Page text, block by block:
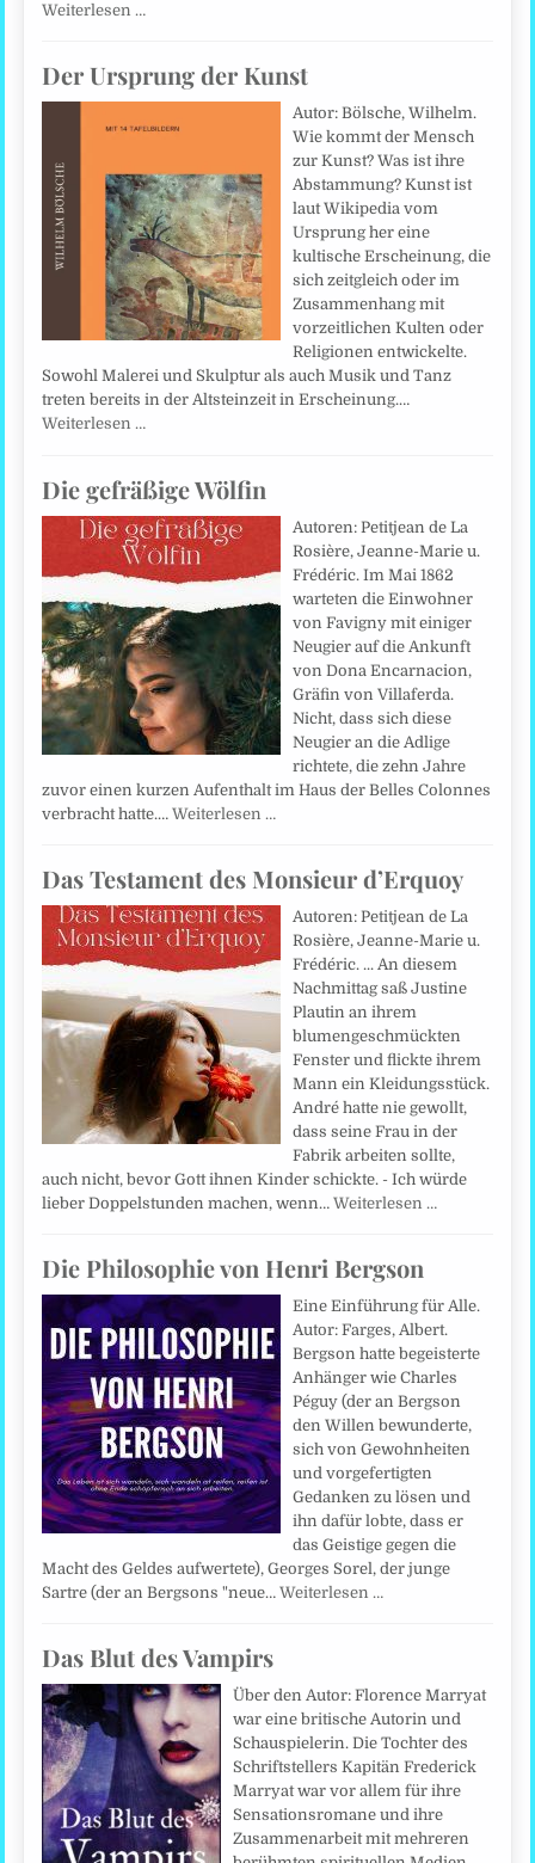
Weiterlesen …
Der Ursprung der Kunst
Autor: Bölsche, Wilhelm.
Wie kommt der Mensch
zur Kunst? Was ist ihre
Abstammung? Kunst ist
laut Wikipedia vom
Ursprung her eine
kultische Erscheinung, die
sich zeitgleich oder im
Zusammenhang mit
vorzeitlichen Kulten oder
Religionen entwickelte.
Sowohl Malerei und Skulptur als auch Musik und Tanz
treten bereits in der Altsteinzeit in Erscheinung.…
Weiterlesen …
Die gefräßige Wölfin
Autoren: Petitjean de La
Rosière, Jeanne-Marie u.
Frédéric. Im Mai 1862
warteten die Einwohner
von Favigny mit einiger
Neugier auf die Ankunft
von Dona Encarnacion,
Gräfin von Villaferda.
Nicht, dass sich diese
Neugier an die Adlige
richtete, die zehn Jahre
zuvor einen kurzen Aufenthalt im Haus der Belles Colonnes
verbracht hatte.…Weiterlesen …
Das Testament des Monsieur d’Erquoy
Autoren: Petitjean de La
Rosière, Jeanne-Marie u.
Frédéric. ... An diesem
Nachmittag saß Justine
Plautin an ihrem
blumengeschmückten
Fenster und flickte ihrem
Mann ein Kleidungsstück.
André hatte nie gewollt,
dass seine Frau in der
Fabrik arbeiten sollte,
auch nicht, bevor Gott ihnen Kinder schickte. - Ich würde
lieber Doppelstunden machen, wenn…Weiterlesen …
Die Philosophie von Henri Bergson
Eine Einführung für Alle.
Autor: Farges, Albert.
Bergson hatte begeisterte
Anhänger wie Charles
Péguy (der an Bergson
den Willen bewunderte,
sich von Gewohnheiten
und vorgefertigten
Gedanken zu lösen und
ihn dafür lobte, dass er
das Geistige gegen die
Macht des Geldes aufwertete), Georges Sorel, der junge
Sartre (der an Bergsons "neue…Weiterlesen …
Das Blut des Vampirs
Über den Autor: Florence Marryat
war eine britische Autorin und
Schauspielerin. Die Tochter des
Schriftstellers Kapitän Frederick
Marryat war vor allem für ihre
Sensationsromane und ihre
Zusammenarbeit mit mehreren